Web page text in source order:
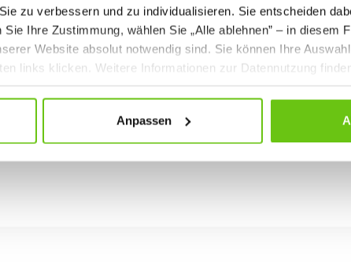
zu verbessern und zu individualisieren. Sie entscheiden
Ihre Zustimmung, wählen Sie „Alle ablehnen” – in diesem
Website absolut notwendig sind. Sie können Ihre
links klicken. Weitere Informationen zur Datennutzung
Anpassen